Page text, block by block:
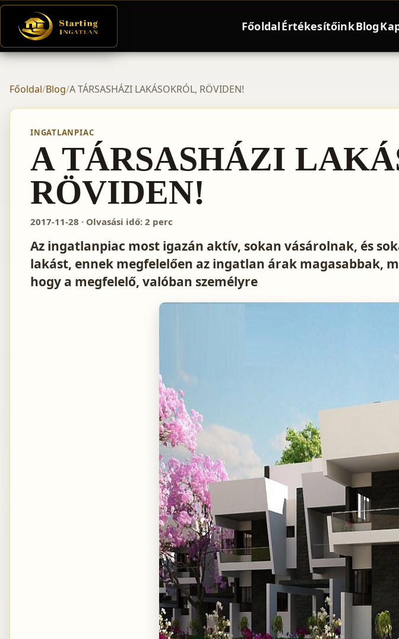
FőoldalÉrtékesítőinkBlog
Főoldal/Blog/A TÁRSASHÁZI LAKÁSOKRÓL, RÖVIDEN!
INGATLANPIAC
A TÁRSASHÁZI
RÖVIDEN!
2017-11-28 · Olvasási idő: 2 perc
Az ingatlanpiac most igazán aktív, sokan vásárolnak, és
lakást, ennek megfelelően az ingatlan árak magasabbak,
hogy a megfelelő, valóban személyre